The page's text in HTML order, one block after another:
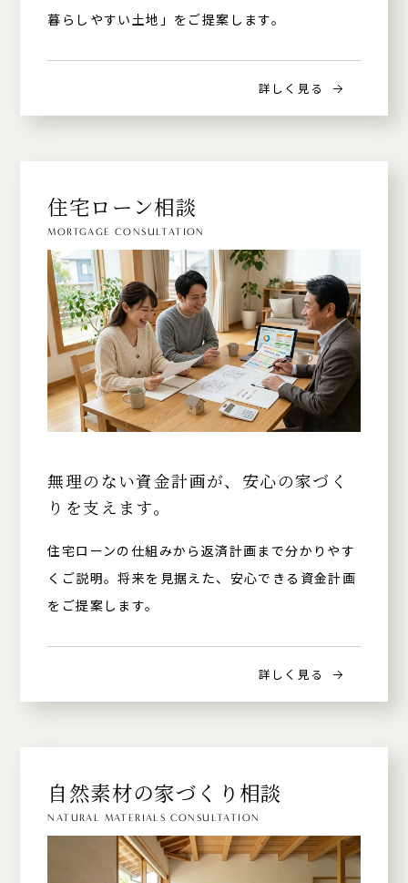
暮らしやすい土地」をご提案します。
詳しく見る
住宅ローン相談
MORTGAGE CONSULTATION
無理のない資金計画が、安心の家づく
りを支えます。
住宅ローンの仕組みから返済計画まで分かりやす
くご説明。将来を見据えた、安心できる資金計画
をご提案します。
詳しく見る
自然素材の家づくり相談
NATURAL MATERIALS CONSULTATION